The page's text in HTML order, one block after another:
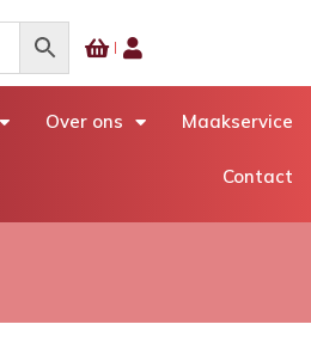
Over ons Maakservice
Contact